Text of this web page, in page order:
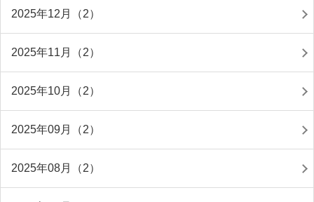
2025年12月（2）
2025年11月（2）
2025年10月（2）
2025年09月（2）
2025年08月（2）